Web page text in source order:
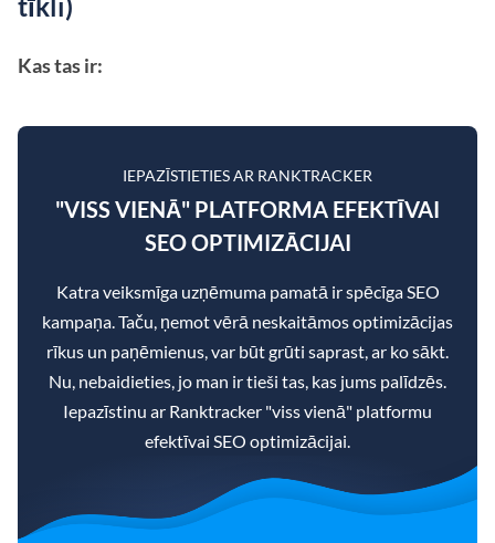
Kas tas ir:
IEPAZĪSTIETIES AR RANKTRACKER
"VISS VIENĀ" PLATFORMA EFEKTĪVAI
SEO OPTIMIZĀCIJAI
Katra veiksmīga uzņēmuma pamatā ir spēcīga SEO
kampaņa. Taču, ņemot vērā neskaitāmos optimizācijas
rīkus un paņēmienus, var būt grūti saprast, ar ko sākt.
Nu, nebaidieties, jo man ir tieši tas, kas jums palīdzēs.
Iepazīstinu ar Ranktracker "viss vienā" platformu
efektīvai SEO optimizācijai.